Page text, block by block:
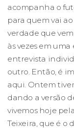
acompanha o
para quem vai
verdade que
às vezes em
entrevista
outro. Então, é
aqui. Ontem
dando a versão
vivemos hoje
Teixeira, que é o